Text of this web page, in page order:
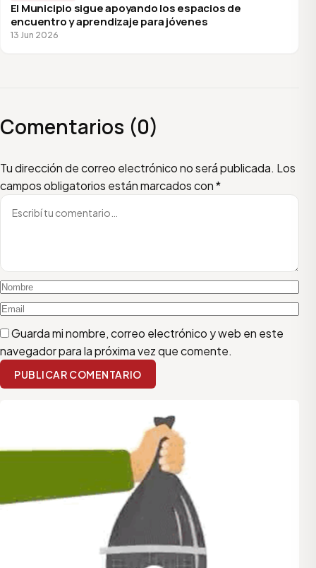
El Municipio sigue apoyando los espacios de
encuentro y aprendizaje para jóvenes
13 Jun 2026
Comentarios (0)
Tu dirección de correo electrónico no será publicada. Los
campos obligatorios están marcados con*
Escribí tu comentario
Nombre
Email
Guarda mi nombre, correo electrónico y web en este
navegador para la próxima vez que comente.
PUBLICAR COMENTARIO